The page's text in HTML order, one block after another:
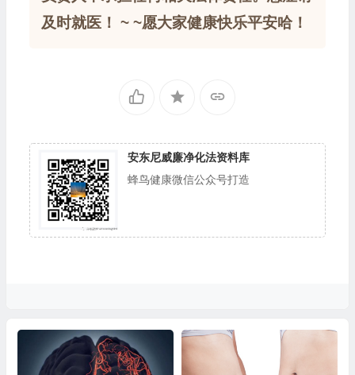
及时就医！ ~ ~愿大家健康快乐平安哈！
安东尼威廉净化法资料库
蜂鸟健康微信公众号打造